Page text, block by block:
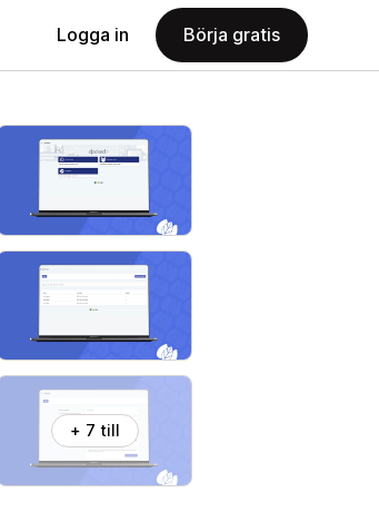
Logga in Börja gratis
+ 7 till